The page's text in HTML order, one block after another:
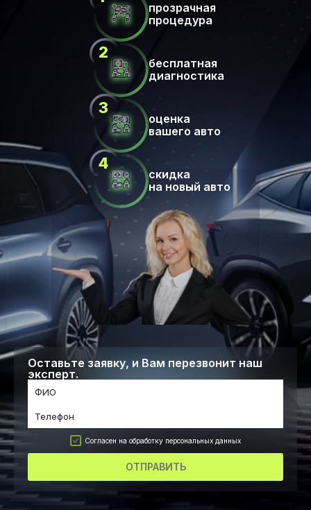
Оставьте заявку, и Вам перезвонит наш
эксперт.
Согласен на обработку персональных данных
ОТПРАВИТЬ
прозрачная
процедура
бесплатная
диагностика
оценка
вашего авто
скидка
на новый авто